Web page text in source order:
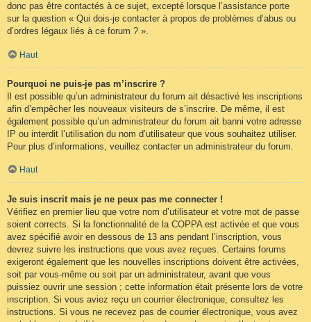
donc pas être contactés à ce sujet, excepté lorsque l’assistance porte
sur la question « Qui dois-je contacter à propos de problèmes d’abus ou
d’ordres légaux liés à ce forum ? ».
Haut
Pourquoi ne puis-je pas m’inscrire ?
Il est possible qu’un administrateur du forum ait désactivé les inscriptions
afin d’empêcher les nouveaux visiteurs de s’inscrire. De même, il est
également possible qu’un administrateur du forum ait banni votre adresse
IP ou interdit l’utilisation du nom d’utilisateur que vous souhaitez utiliser.
Pour plus d’informations, veuillez contacter un administrateur du forum.
Haut
Je suis inscrit mais je ne peux pas me connecter !
Vérifiez en premier lieu que votre nom d’utilisateur et votre mot de passe
soient corrects. Si la fonctionnalité de la COPPA est activée et que vous
avez spécifié avoir en dessous de 13 ans pendant l’inscription, vous
devrez suivre les instructions que vous avez reçues. Certains forums
exigeront également que les nouvelles inscriptions doivent être activées,
soit par vous-même ou soit par un administrateur, avant que vous
puissiez ouvrir une session ; cette information était présente lors de votre
inscription. Si vous aviez reçu un courrier électronique, consultez les
instructions. Si vous ne recevez pas de courrier électronique, vous avez